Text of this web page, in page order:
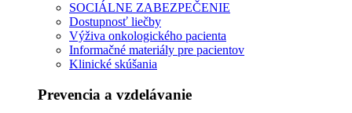
SOCIÁLNE ZABEZPEČENIE
Dostupnosť liečby
Výživa onkologického pacienta
Informačné materiály pre pacientov
Klinické skúšania
Prevencia a vzdelávanie